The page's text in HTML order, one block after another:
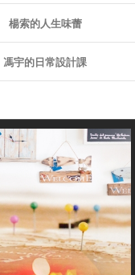
楊索的人生味蕾
馮宇的日常設計課